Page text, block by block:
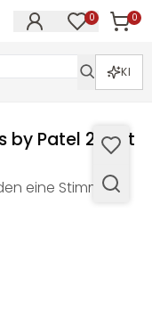
0 0
KI
by Patel 2 split
eine Stimme…